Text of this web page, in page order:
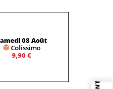
08 Août
Colissimo
9,90 €